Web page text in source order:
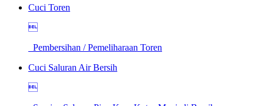
Cuci Toren

Pembersihan / Pemeliharaan Toren
Cuci Saluran Air Bersih
